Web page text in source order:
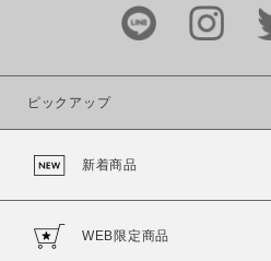
カラー
ピックアップ
新着商品
WEB限定商品